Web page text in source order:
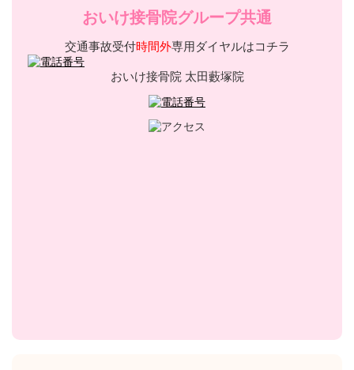
おいけ接骨院グループ共通
交通事故受付時間外専用ダイヤルはコチラ
おいけ接骨院 太田藪塚院